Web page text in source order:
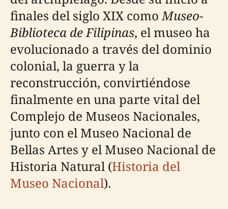
finales del siglo XIX comoMuseo-
Biblioteca de Filipinas, el museo ha
evolucionado a través del dominio
colonial, la guerra y la
reconstrucción, convirtiéndose
finalmente en una parte vital del
Complejo de Museos Nacionales,
junto con el Museo Nacional de
Bellas Artes y el Museo Nacional de
Historia Natural (Historia del
Museo Nacional).